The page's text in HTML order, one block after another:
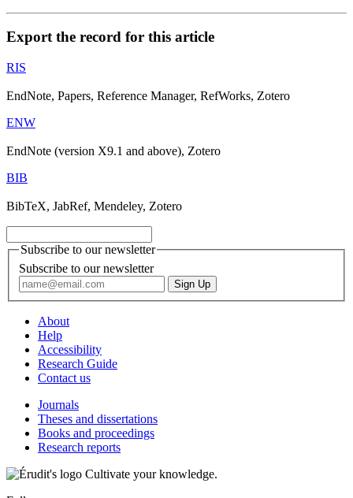
Export the record for this article
RIS
EndNote, Papers, Reference Manager, RefWorks, Zotero
ENW
EndNote (version X9.1 and above), Zotero
BIB
BibTeX, JabRef, Mendeley, Zotero
Subscribe to our newsletter
Subscribe to our newsletter
About
Help
Accessibility
Research Guide
Contact us
Journals
Theses and dissertations
Books and proceedings
Research reports
Cultivate your knowledge.